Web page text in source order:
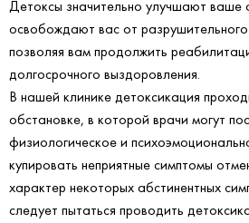
Детоксы значительно улучшают
освобождают вас от
позволяя вам продолжить
долгосрочного выздоровления.
В нашей клинике детоксикация
обстановке, в которой врачи могут
физиологическое и
купировать неприятные симптомы
характер некоторых абстинентных
следует пытаться проводить